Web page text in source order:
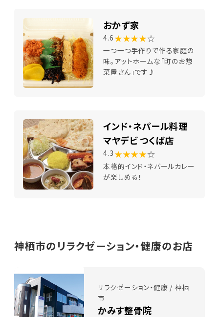
おかず家
4.6 ★★★★☆
一つ一つ手作りで作る家庭の
味。アットホームな「町のお惣
菜屋さん」です♪
インド・ネパール料理
マヤデビ つくば店
4.3 ★★★★☆
本格的インド・ネパールカレー
が楽しめる！
神栖市のリラクゼーション・健康のお店
リラクゼーション・健康 / 神栖
市
かみす整骨院